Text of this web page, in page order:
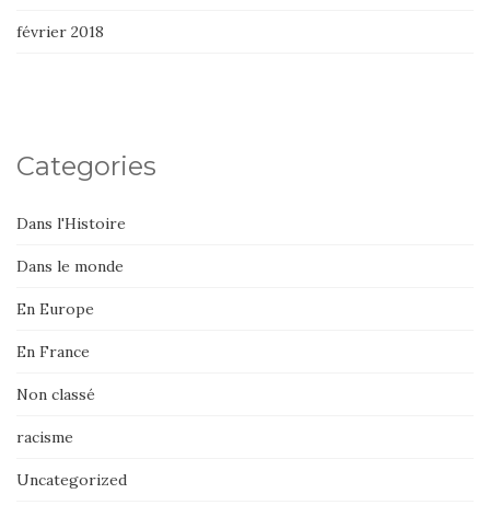
février 2018
Categories
Dans l'Histoire
Dans le monde
En Europe
En France
Non classé
racisme
Uncategorized